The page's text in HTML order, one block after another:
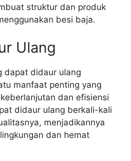
struktur dan produk
besi baja.
Ulang
dapat didaur ulang
manfaat penting yang
dan efisiensi
didaur ulang berkali-kali
menjadikannya
dan hemat